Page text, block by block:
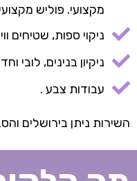
מקצועי. פוליש
ניקוי ספות, שטיחים
ניקיון בנינים, לובי
עבודות צבע .
השירות ניתן בירושלים